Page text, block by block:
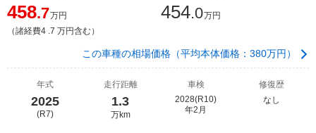
458.7万円
（諸経費4 .7 万円含む）
454.0万円
この車種の相場価格（平均本体価格：380万円）
年式
2025
(R7)
走行距離
1.3
万km
車検
2028(R10)
年2月
修復歴
なし